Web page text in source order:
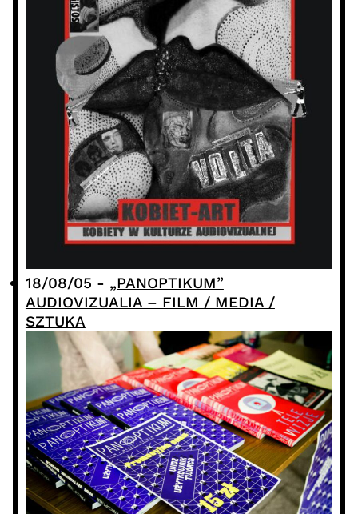
18/08/05 - „PANOPTIKUM”
AUDIOVIZUALIA – FILM / MEDIA /
SZTUKA